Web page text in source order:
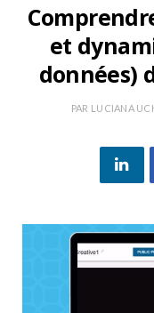
et
données)
PAR LUCIANA